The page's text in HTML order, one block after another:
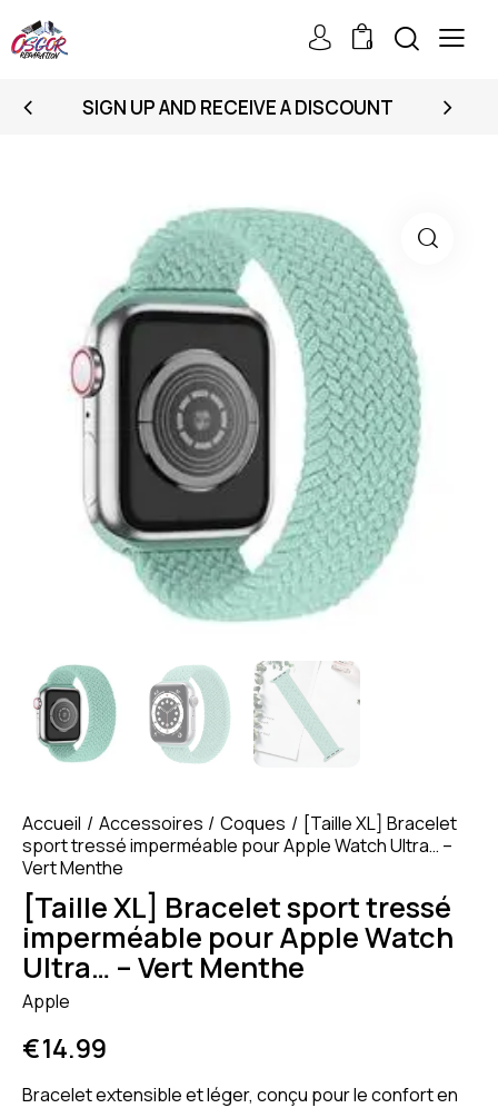
0
SIGN UP AND RECEIVE A DISCOUNT
Accueil Accessoires Coques
[Taille XL] Bracelet
sport tressé imperméable pour Apple Watch Ultra… –
Vert Menthe
[Taille XL] Bracelet sport tressé
imperméable pour Apple Watch
Ultra… – Vert Menthe
Apple
€14.99
Bracelet extensible et léger, conçu pour le confort en